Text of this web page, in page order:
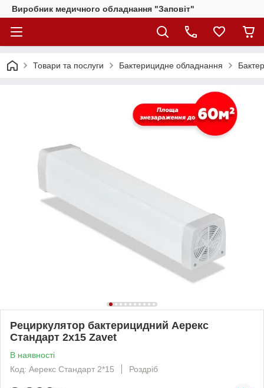
Виробник медичного обладнання "Заповіт"
Товари та послуги Бактерицидне обладнання
Рециркулятор бактерицидний Аерекс
Стандарт 2x15 Zavet
В наявності
Код: Аерекс Стандарт 2*15
Роздріб